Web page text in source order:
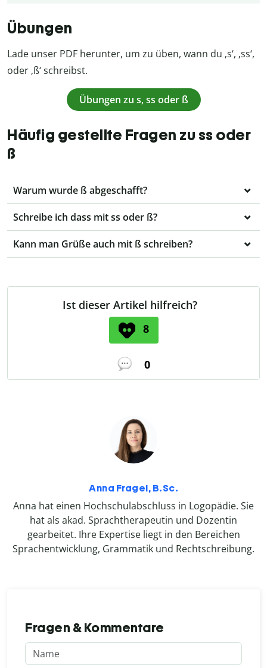
Übungen
Lade unser PDF herunter, um zu üben, wann du ‚s‘, ‚ss‘,
oder ‚ß‘ schreibst.
Übungen zu s, ss oder ß
Häufig gestellte Fragen zu ss oder
ß
Warum wurde ß abgeschafft?
Schreibe ich dass mit ss oder ß?
Kann man Grüße auch mit ß schreiben?
Ist dieser Artikel hilfreich?
8
0
Anna Fragel, B.Sc.
Anna hat einen Hochschulabschluss in Logopädie. Sie
hat als akad. Sprachtherapeutin und Dozentin
gearbeitet. Ihre Expertise liegt in den Bereichen
Sprachentwicklung, Grammatik und Rechtschreibung.
Fragen & Kommentare